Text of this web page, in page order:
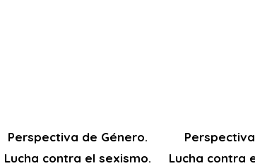
Perspectiva de Género.
Lucha contra el sexismo.
Lucha contra